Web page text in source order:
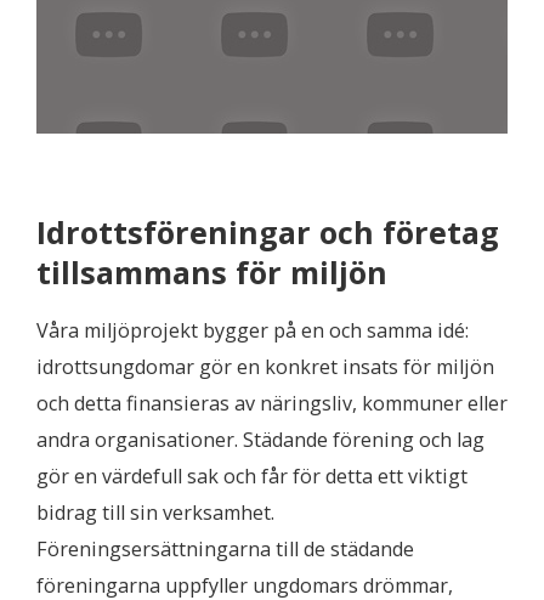
Idrottsföreningar och företag
tillsammans för miljön
Våra miljöprojekt bygger på en och samma idé:
idrottsungdomar gör en konkret insats för miljön
och detta finansieras av näringsliv, kommuner eller
andra organisationer. Städande förening och lag
gör en värdefull sak och får för detta ett viktigt
bidrag till sin verksamhet.
Föreningsersättningarna till de städande
föreningarna uppfyller ungdomars drömmar,